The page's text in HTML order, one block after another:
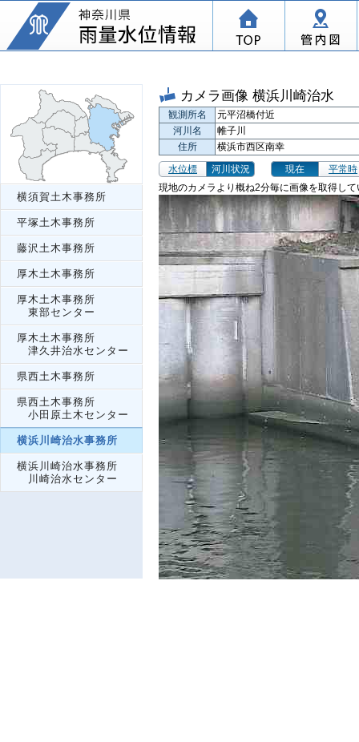
横須賀土木事務所
平塚土木事務所
藤沢土木事務所
厚木土木事務所
厚木土木事務所
東部センター
厚木土木事務所
津久井治水センター
県西土木事務所
県西土木事務所
小田原土木センター
横浜川崎治水事務所
横浜川崎治水事務所
川崎治水センター
カメラ画像 横浜川崎治水
観測所名
元平沼橋付近
河川名
帷子川
住所
横浜市西区南幸
水位標
河川状況 現在
平常時
現地のカメラより概ね2分毎に画像を取得し